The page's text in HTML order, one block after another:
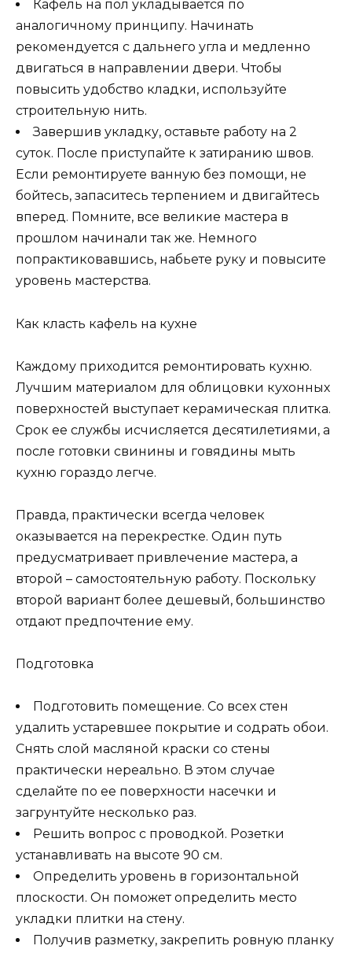
Кафель на пол укладывается по
аналогичному принципу. Начинать
рекомендуется с дальнего угла и медленно
двигаться в направлении двери. Чтобы
повысить удобство кладки, используйте
строительную нить.
Завершив укладку, оставьте работу на 2
суток. После приступайте к затиранию швов.
Если ремонтируете ванную без помощи, не
бойтесь, запаситесь терпением и двигайтесь
вперед. Помните, все великие мастера в
прошлом начинали так же. Немного
попрактиковавшись, набьете руку и повысите
уровень мастерства.
Как класть кафель на кухне
Каждому приходится ремонтировать кухню.
Лучшим материалом для облицовки кухонных
поверхностей выступает керамическая плитка.
Срок ее службы исчисляется десятилетиями, а
после готовки свинины и говядины мыть
кухню гораздо легче.
Правда, практически всегда человек
оказывается на перекрестке. Один путь
предусматривает привлечение мастера, а
второй – самостоятельную работу. Поскольку
второй вариант более дешевый, большинство
отдают предпочтение ему.
Подготовка
Подготовить помещение. Со всех стен
удалить устаревшее покрытие и содрать обои.
Снять слой масляной краски со стены
практически нереально. В этом случае
сделайте по ее поверхности насечки и
загрунтуйте несколько раз.
Решить вопрос с проводкой. Розетки
устанавливать на высоте 90 см.
Определить уровень в горизонтальной
плоскости. Он поможет определить место
укладки плитки на стену.
Получив разметку, закрепить ровную планку